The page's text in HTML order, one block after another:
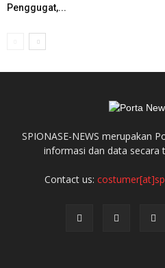
Penggugat,...
SPIONASE-NEWS merupakan
informasi dan data secara
Contact us: